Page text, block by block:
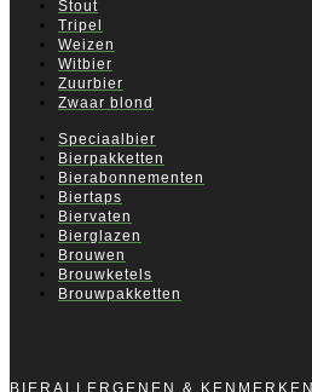
Stout
Tripel
Weizen
Witbier
Zuurbier
Zwaar blond
Speciaalbier
Bierpakketten
Bierabonnementen
Biertaps
Biervaten
Bierglazen
Brouwen
Brouwketels
Brouwpakketten